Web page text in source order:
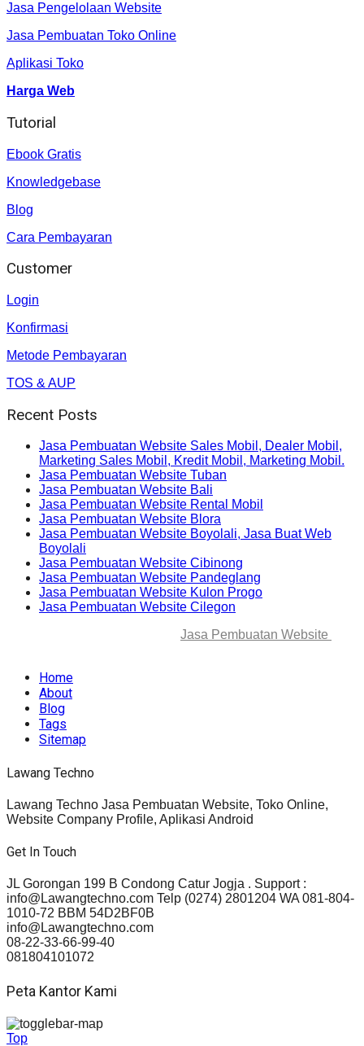
Jasa Pengelolaan Website
Jasa Pembuatan Toko Online
Aplikasi Toko
Harga Web
Tutorial
Ebook Gratis
Knowledgebase
Blog
Cara Pembayaran
Customer
Login
Konfirmasi
Metode Pembayaran
TOS & AUP
Recent Posts
Jasa Pembuatan Website Sales Mobil, Dealer Mobil,
Marketing Sales Mobil, Kredit Mobil, Marketing Mobil.
Jasa Pembuatan Website Tuban
Jasa Pembuatan Website Bali
Jasa Pembuatan Website Rental Mobil
Jasa Pembuatan Website Blora
Jasa Pembuatan Website Boyolali, Jasa Buat Web
Boyolali
Jasa Pembuatan Website Cibinong
Jasa Pembuatan Website Pandeglang
Jasa Pembuatan Website Kulon Progo
Jasa Pembuatan Website Cilegon
Jasa Pembuatan Website
Home
About
Blog
Tags
Sitemap
Lawang Techno
Lawang Techno Jasa Pembuatan Website, Toko Online,
Website Company Profile, Aplikasi Android
Get In Touch
JL Gorongan 199 B Condong Catur Jogja . Support :
info@Lawangtechno.com Telp (0274) 2801204 WA 081-804-
1010-72 BBM 54D2BF0B
info@Lawangtechno.com
08-22-33-66-99-40
081804101072
Peta Kantor Kami
Top